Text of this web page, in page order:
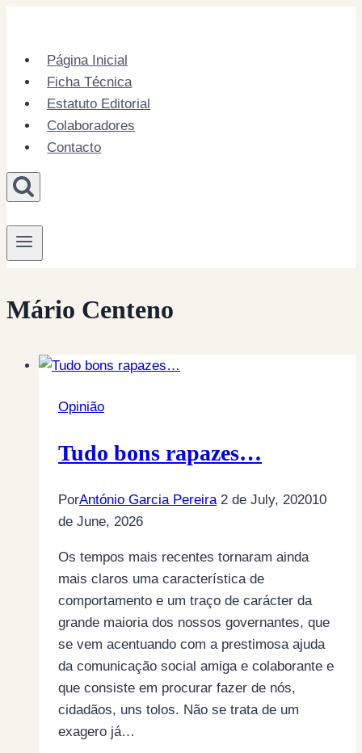
contentPágina Inicial
Ficha Técnica
Estatuto Editorial
Colaboradores
Contacto
Mário Centeno
Opinião
Tudo bons rapazes…
PorAntónio Garcia Pereira 2 de July, 202010
de June, 2026
Os tempos mais recentes tornaram ainda
mais claros uma característica de
comportamento e um traço de carácter da
grande maioria dos nossos governantes, que
se vem acentuando com a prestimosa ajuda
da comunicação social amiga e colaborante e
que consiste em procurar fazer de nós,
cidadãos, uns tolos. Não se trata de um
exagero já…